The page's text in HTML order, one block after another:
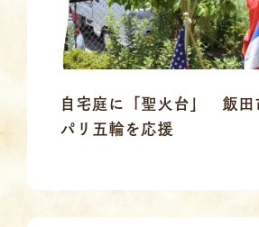
自宅庭に「聖火台」 飯田
パリ五輪を応援